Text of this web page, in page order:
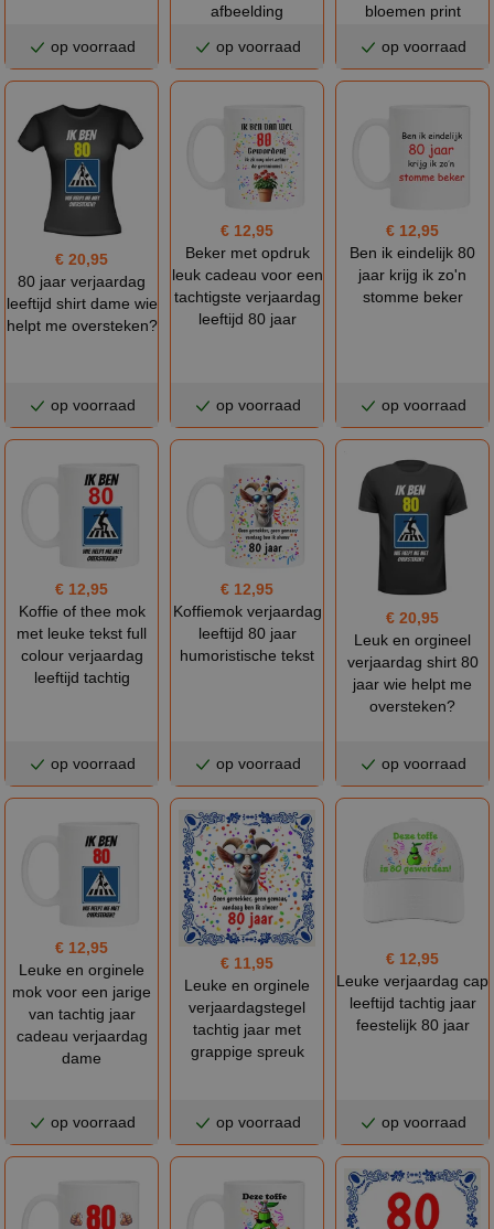
op voorraad
afbeelding
op voorraad
bloemen print
op voorraad
€ 20,95
80 jaar verjaardag
leeftijd shirt dame wie
helpt me oversteken?
op voorraad
€ 12,95
Beker met opdruk
leuk cadeau voor een
tachtigste verjaardag
leeftijd 80 jaar
op voorraad
€ 12,95
Ben ik eindelijk 80
jaar krijg ik zo'n
stomme beker
op voorraad
€ 12,95
Koffie of thee mok
met leuke tekst full
colour verjaardag
leeftijd tachtig
op voorraad
€ 12,95
Koffiemok verjaardag
leeftijd 80 jaar
humoristische tekst
op voorraad
€ 20,95
Leuk en orgineel
verjaardag shirt 80
jaar wie helpt me
oversteken?
op voorraad
€ 12,95
Leuke en orginele
mok voor een jarige
van tachtig jaar
cadeau verjaardag
dame
op voorraad
€ 11,95
Leuke en orginele
verjaardagstegel
tachtig jaar met
grappige spreuk
op voorraad
€ 12,95
Leuke verjaardag cap
leeftijd tachtig jaar
feestelijk 80 jaar
op voorraad